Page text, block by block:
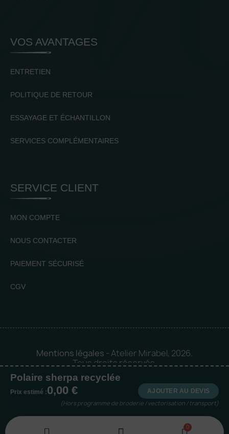
Polaire sherpa recyclée
Prix estimé :0,00 € AJOUTER AU DEVIS
(Hors programme de broderie / vectorisation / transport)
VOS AVANTAGES
ENTRETIEN
POLITIQUE DE RETOUR
ESSAYAGE ET ÉCHANTILLON
SERVICES COMPLÉMENTAIRES
SERVICE CLIENT
MON COMPTE
NOUS CONTACTER
PAIEMENT SÉCURISÉ
CGV
Mentions légales - Atelier Mirabel, 2026.
Tous droits réservés.
Mise en orbite 🪐 byLogia |
Agence web et communication